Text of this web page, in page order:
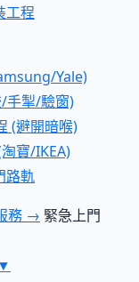
工程
Yale)
手掣/驗窗)
(避開暗喉)
寶/IKEA)
路軌
務 → 緊急上門
▼